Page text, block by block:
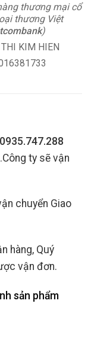
thương mại cổ
thương Việt
)
KIM HIEN
0935.747.288
ty sẽ vận
chuyển Giao
hàng, Quý
vận đơn.
sản phẩm